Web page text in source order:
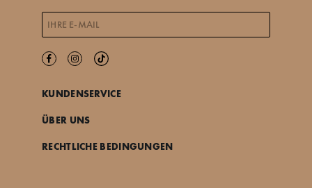
KUNDENSERVICE
ÜBER UNS
RECHTLICHE BEDINGUNGEN